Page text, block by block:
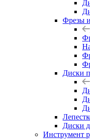
Фрезы
Диски
Диски
Инструмент